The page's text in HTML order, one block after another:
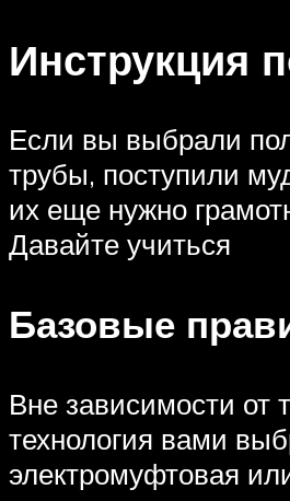
Инструкция
Если вы выбрали
трубы, поступили
их еще нужно
Давайте учиться
Базовые
Вне зависимости от
технология вами
электромуфтовая